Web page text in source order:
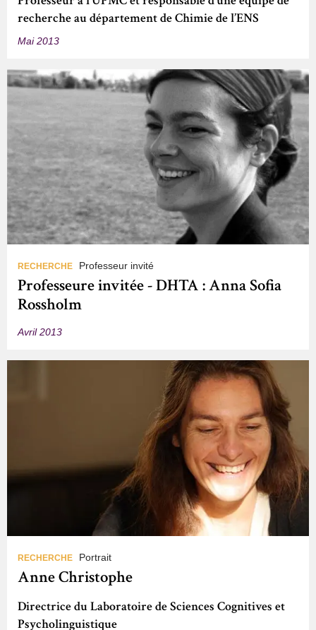
recherche au département de Chimie de l’ENS
Mai 2013
RECHERCHE Professeur invité
Professeure invitée - DHTA : Anna Sofia
Rossholm
Avril 2013
RECHERCHE Portrait
Anne Christophe
Directrice du Laboratoire de Sciences Cognitives et
Psycholinguistique